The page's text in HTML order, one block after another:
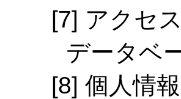
アクセ
データベ
個人情